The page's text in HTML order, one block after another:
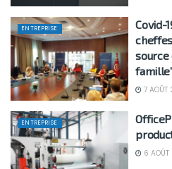
ENTREPRISE
Covid-
source
7
ENTREPRISE
6